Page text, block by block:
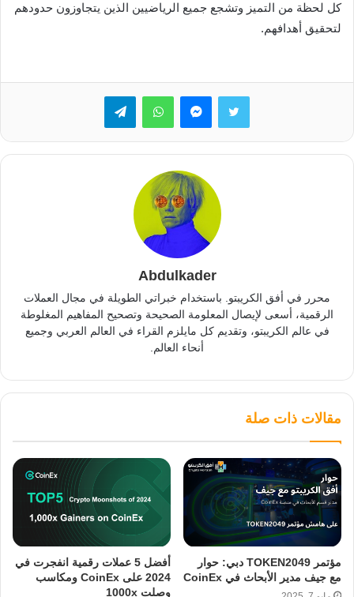
كل لحظة من التميز وتشجع جميع الرياضيين الذين يتجاوزون حدودهم
لتحقيق أهدافهم.
تويتر ماسنجرواتساب تيلقرام
Abdulkader
محرر في أفق الكريبتو. باستخدام خبراتي الطويلة في مجال العملات
الرقمية، أسعى لإيصال المعلومة الصحيحة وتصحيح المفاهيم المغلوطة
في عالم الكريبتو، وتقديم كل مايلزم القراء في العالم العربي وجميع
أنحاء العالم.
مقالات ذات صلة
مؤتمر TOKEN2049 دبي: حوار
مع جيف مدير الأبحاث في CoinEx
أفضل 5 عملات رقمية انفجرت في
2024 على CoinEx ومكاسب
وصلت 1000x